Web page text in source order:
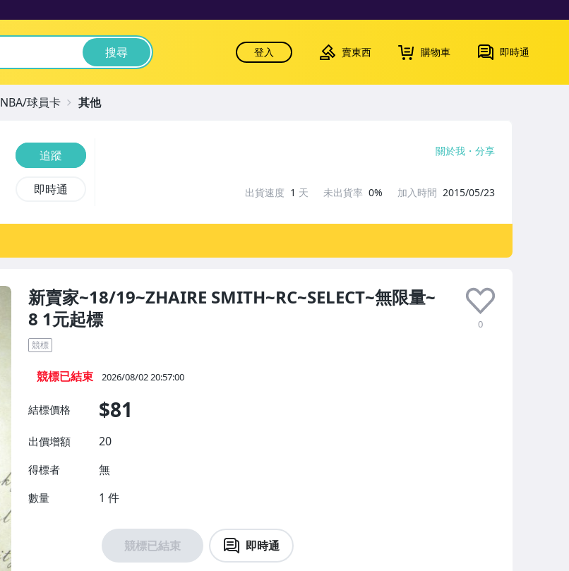
搜尋 登入 賣東西 購物車 即時通
新賣家~18/19~ZHAIRE SMITH~RC~SELECT~無限量~
8 1元起標
0
競標
競標已結束 2026/08/02 20:57:00
結標價格 $81
出價增額 20
得標者 無
數量 1 件
競標已結束 即時通
追蹤
即時通
關於我 分享
出貨速度 1 天 未出貨率 0% 加入時間 2015/05/23
NBA/球員卡 其他